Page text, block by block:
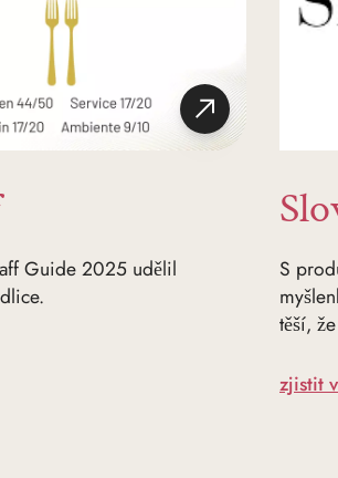
Guide 2025 udělil
S
těší,
zjistit